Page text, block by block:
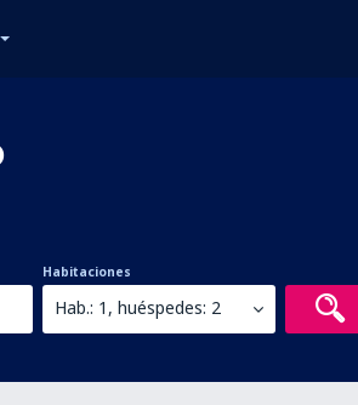
Habitaciones
Hab.: 1, huéspedes: 2